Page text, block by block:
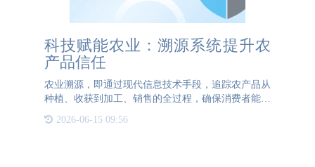
科技赋能农业：溯源系统提升农
产品信任
农业溯源，即通过现代信息技术手段，追踪农产品从
种植、收获到加工、销售的全过程，确保消费者能够
于提高农产品的安全性和可信度，还能促进农业产业
2026-06-15 09:56